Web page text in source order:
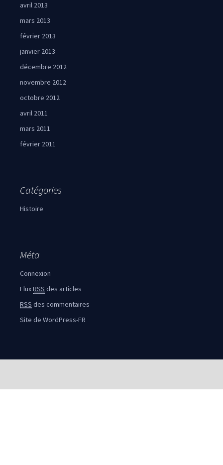
avril 2013
mars 2013
février 2013
janvier 2013
décembre 2012
novembre 2012
octobre 2012
avril 2011
mars 2011
février 2011
Catégories
Histoire
Méta
Connexion
FluxRSS des articles
RSS des commentaires
Site de WordPress-FR